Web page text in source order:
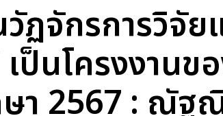
ฏจักรการวิจัย
เป็นโครงงาน
า 2567 : ณัฐ